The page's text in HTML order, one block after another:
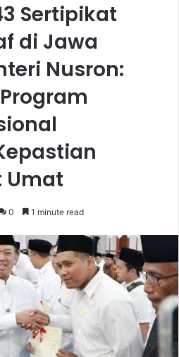
Sertipikat
di Jawa
Nusron:
Umat
0 1 minute read